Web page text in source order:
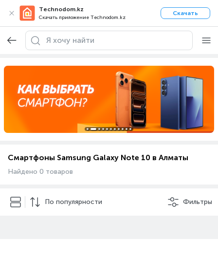
Technodom.kz
Скачать приложение Technodom.kz
Скачать
Смартфоны Samsung Galaxy Note 10 в Алматы
Найдено 0 товаров
По популярности Фильтры